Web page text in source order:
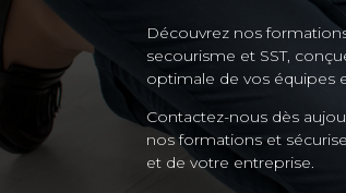
Découvrez nos
secourisme et SST,
optimale de vos équipes
Contactez-nous dès
nos formations et
et de votre entreprise.